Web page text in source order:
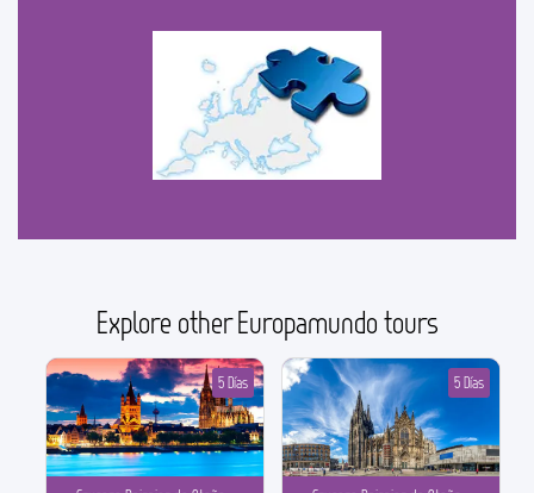
Explore other Europamundo tours
5 Días 5 Días